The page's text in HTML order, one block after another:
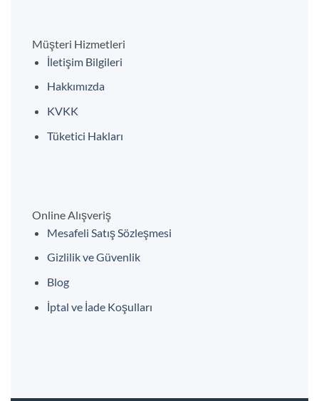
Müşteri Hizmetleri
İletişim Bilgileri
Hakkımızda
KVKK
Tüketici Hakları
Online Alışveriş
Mesafeli Satış Sözleşmesi
Gizlilik ve Güvenlik
Blog
İptal ve İade Koşulları